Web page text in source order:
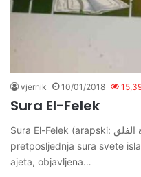
vjernik 10/01/2018
Sura El-Felek
Sura El-Felek (arapski: سورة الفلق; bos.: Svitanje) je 113. i
pretposljednja sura svete
ajeta, objavljena…